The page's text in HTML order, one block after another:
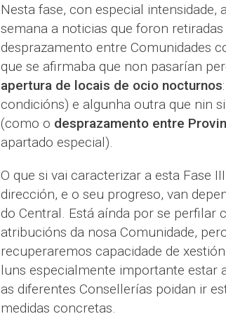
Nesta fase, con especial intensidade,
semana a noticias que foron
desprazamento entre Comunidades
que se afirmaba que non pasarían
apertura de locais de ocio nocturnos
condicións) e algunha outra que nin
(como o desprazamento entre
apartado especial).
O que si vai caracterizar a esta Fase
dirección, e o seu progreso, van
do Central. Está aínda por se perfilar
atribucións da nosa Comunidade,
recuperaremos capacidade de
luns especialmente importante estar
as diferentes Consellerías poidan ir
medidas concretas.